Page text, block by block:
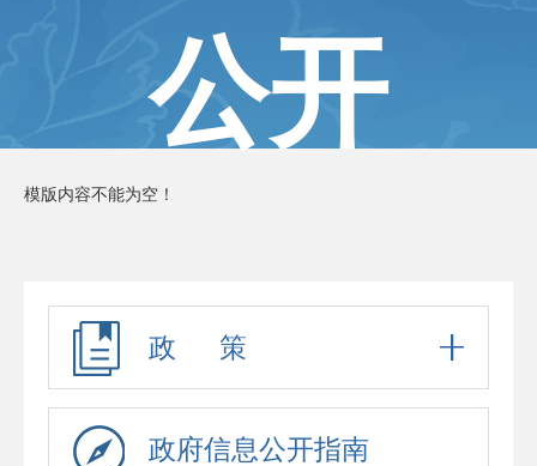
公开
模版内容不能为空！
政 策
政府信息公开指南